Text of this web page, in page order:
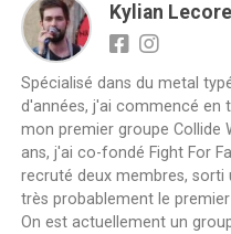
Kylian Lecore
Spécialisé dans du metal
d'années, j'ai commencé en
mon premier groupe Collide
ans, j'ai co-fondé Fight For
recruté deux membres, sorti
très probablement le
On est actuellement un